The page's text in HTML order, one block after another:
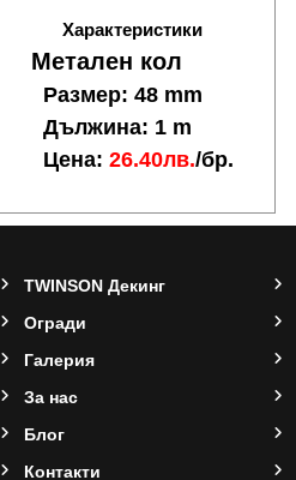
Характеристики
Метален кол
Размер: 48 mm
Дължина: 1 m
Цена:26.40лв./бр.
TWINSON Декинг
Oгради
Галерия
За нас
Блог
Контакти